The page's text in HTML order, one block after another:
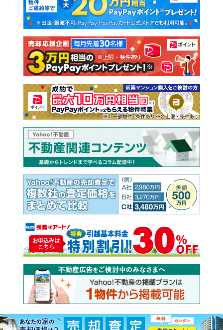
新築一戸建て 中古一戸建て
注文住宅 土地
売却査定